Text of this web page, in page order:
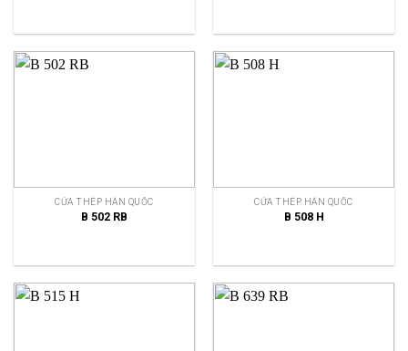
CỬA THÉP HÀN QUỐC
B 502 RB
CỬA THÉP HÀN QUỐC
B 508 H